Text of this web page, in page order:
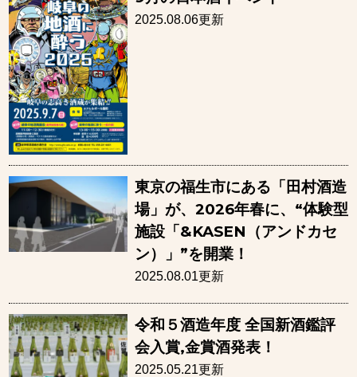
2025.08.06更新
東京の福生市にある「田村酒造
場」が、2026年春に、“体験型
施設「&KASEN（アンドカセ
ン）」”を開業！
2025.08.01更新
令和５酒造年度 全国新酒鑑評
会入賞,金賞酒発表！
2025.05.21更新